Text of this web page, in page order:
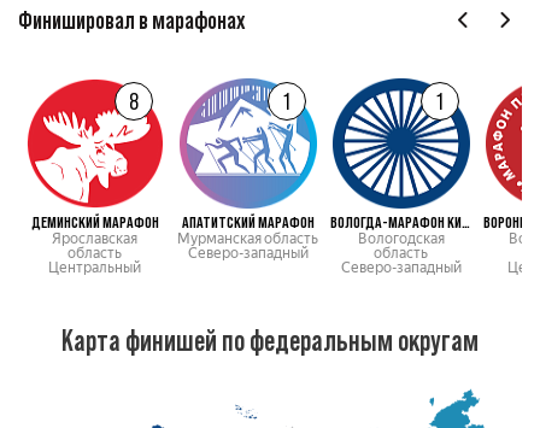
Финишировал в марафонах
8
ДЕМИНСКИЙ МАРАФОН
Ярославская
область
Центральный
1
АПАТИТСКИЙ МАРАФОН
Мурманская область
Северо-западный
1
ВОЛОГДА-МАРАФОН КИРИКИ-УЛИТА
Вологодская
область
Северо-западный
Карта финишей по федеральным округам